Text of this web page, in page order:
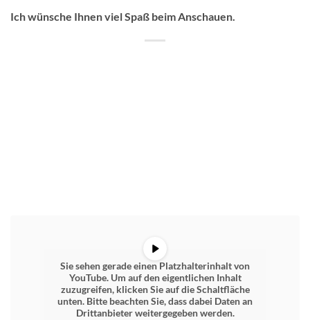
Ich wünsche Ihnen viel Spaß beim Anschauen.
Sie sehen gerade einen Platzhalterinhalt von
YouTube. Um auf den eigentlichen Inhalt
zuzugreifen, klicken Sie auf die Schaltfläche
unten. Bitte beachten Sie, dass dabei Daten an
Drittanbieter weitergegeben werden.